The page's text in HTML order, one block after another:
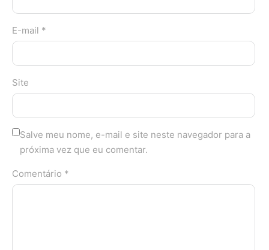
E-mail *
Site
Salve meu nome, e-mail e site neste navegador para a
próxima vez que eu comentar.
Comentário *